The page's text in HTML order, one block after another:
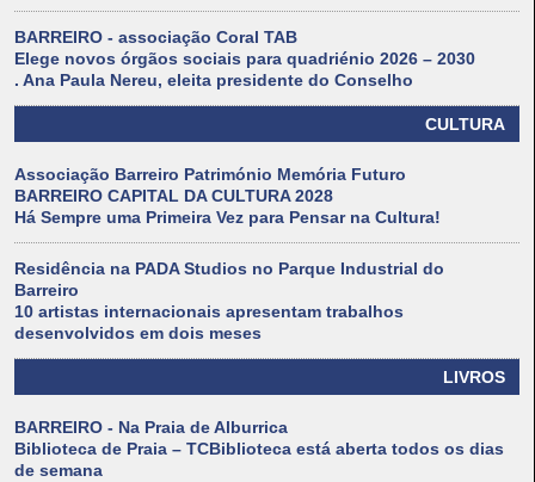
BARREIRO - associação Coral TAB
Elege novos órgãos sociais para quadriénio 2026 – 2030
. Ana Paula Nereu, eleita presidente do Conselho
CULTURA
Associação Barreiro Património Memória Futuro
BARREIRO CAPITAL DA CULTURA 2028
Há Sempre uma Primeira Vez para Pensar na Cultura!
Residência na PADA Studios no Parque Industrial do
Barreiro
10 artistas internacionais apresentam trabalhos
desenvolvidos em dois meses
LIVROS
BARREIRO - Na Praia de Alburrica
Biblioteca de Praia – TCBiblioteca está aberta todos os dias
de semana